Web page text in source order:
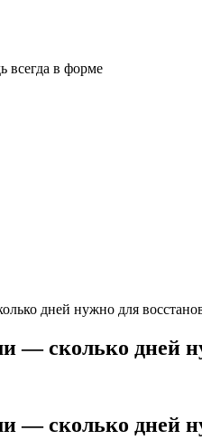
всегда в форме
дней нужно для
— сколько дней
— сколько дней